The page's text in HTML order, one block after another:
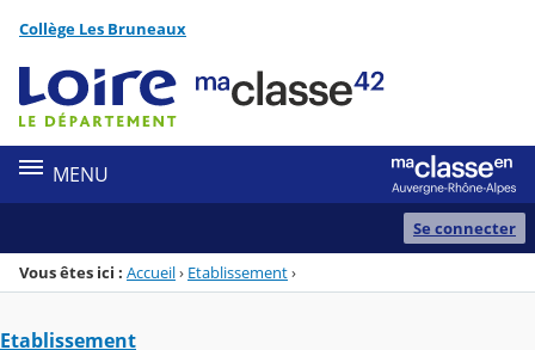
Menu de la rubrique
Contenu
Collège Les Bruneaux
MENU
Se connecter
Vous êtes ici : Accueil› Etablissement›
Etablissement